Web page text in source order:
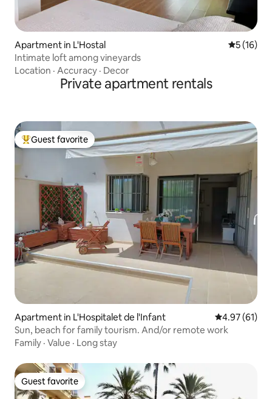
Apartment in L'Hostal 5 out of 5
5 (16)
Intimate loft among vineyards
Location · Accuracy · Decor
Private apartment rentals
Top guest favorite
Guest favorite
Apartment in L'Hospitalet de l'Infant 4.97 out of 5
4.97 (61)
Sun, beach for family tourism. And/or remote work
Family · Value · Long stay
Guest favorite
Guest favorite